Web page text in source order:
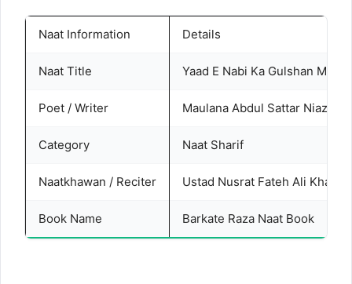
Naat Information Details
Naat Title Yaad E Nabi Ka Gulshan
Poet / Writer Maulana Abdul Sattar Niazi
Category Naat Sharif
Naatkhawan / Reciter Ustad Nusrat Fateh Ali Khan
Book Name Barkate Raza Naat Book